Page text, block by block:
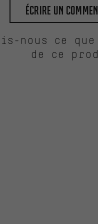
Écrire un
nous ce
de ce